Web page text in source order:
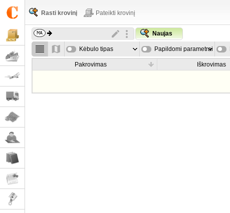
Rasti krovinį Pateikti krovinį
Naujas
Kėbulo tipas Papildomi parametrai
Pakrovimas Iškrovimas